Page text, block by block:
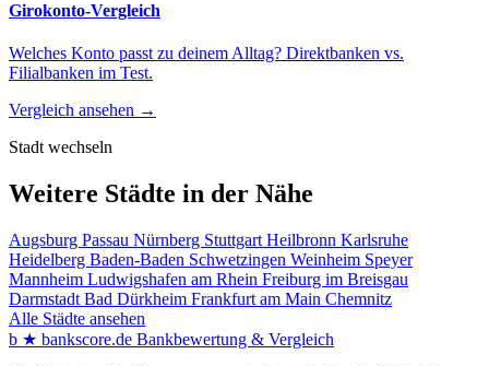
Girokonto-Vergleich
Welches Konto passt zu deinem Alltag? Direktbanken vs.
Filialbanken im Test.
Vergleich ansehen →
Stadt wechseln
Weitere Städte in der Nähe
Augsburg Passau Nürnberg Stuttgart Heilbronn Karlsruhe
Heidelberg Baden-Baden Schwetzingen Weinheim Speyer
Mannheim Ludwigshafen am Rhein Freiburg im Breisgau
Darmstadt Bad Dürkheim Frankfurt am Main Chemnitz
Alle Städte ansehen
b ★ bankscore.de Bankbewertung & Vergleich